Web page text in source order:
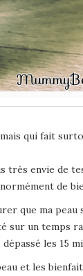
qui fait
très envie de
de
que ma
sur un temps
les 15
et les